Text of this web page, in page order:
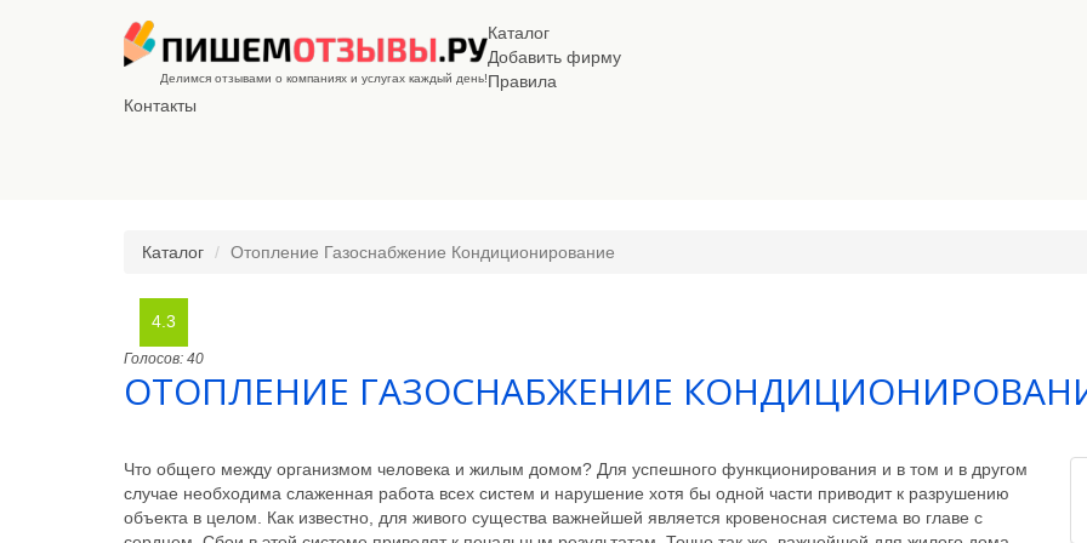
Делимся отзывами о компаниях и услугах каждый день!
Каталог
Добавить фирму
Правила
Контакты
Каталог Отопление Газоснабжение Кондиционирование
4.3
Голосов: 40
ОТОПЛЕНИЕ ГАЗОСНАБЖЕНИЕ
Что общего между организмом человека и жилым домом? Для успешного функционирования и в том и в другом
случае необходима слаженная работа всех систем и нарушение хотя бы одной части приводит к разрушению
объекта в целом. Как известно, для живого существа важнейшей является кровеносная система во главе с